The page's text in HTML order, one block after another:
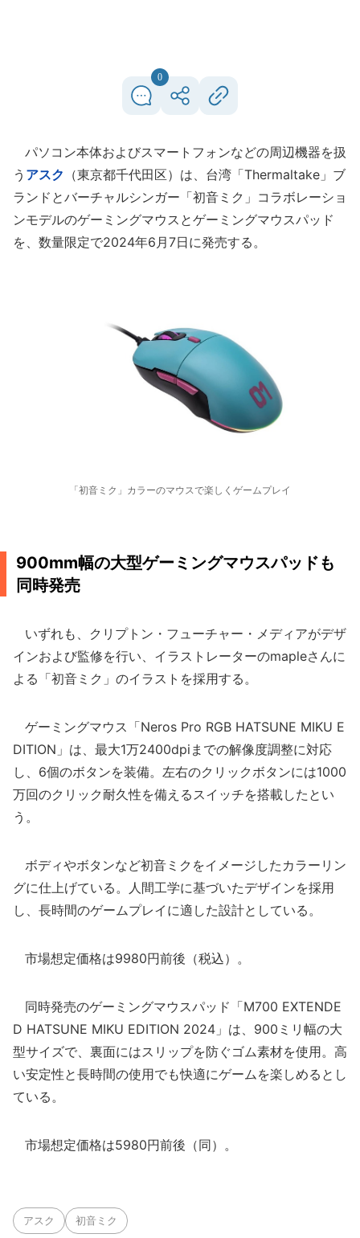
0
パソコン本体およびスマートフォンなどの周辺機器を扱
う アスク （東京都千代田区）は、台湾「Thermaltake」ブ
ランドとバーチャルシンガー「初音ミク」コラボレーショ
ンモデルのゲーミングマウスとゲーミングマウスパッド
を、数量限定で2024年6月7日に発売する。
「初音ミク」カラーのマウスで楽しくゲームプレイ
900mm幅の大型ゲーミングマウスパッドも
同時発売
いずれも、クリプトン・フューチャー・メディアがデザ
インおよび監修を行い、イラストレーターのmapleさんに
よる「初音ミク」のイラストを採用する。
ゲーミングマウス「Neros Pro RGB HATSUNE MIKU E
DITION」は、最大1万2400dpiまでの解像度調整に対応
し、6個のボタンを装備。左右のクリックボタンには1000
万回のクリック耐久性を備えるスイッチを搭載したとい
う。
ボディやボタンなど初音ミクをイメージしたカラーリン
グに仕上げている。人間工学に基づいたデザインを採用
し、長時間のゲームプレイに適した設計としている。
市場想定価格は9980円前後（税込）。
同時発売のゲーミングマウスパッド「M700 EXTENDE
D HATSUNE MIKU EDITION 2024」は、900ミリ幅の大
型サイズで、裏面にはスリップを防ぐゴム素材を使用。高
い安定性と長時間の使用でも快適にゲームを楽しめるとし
ている。
市場想定価格は5980円前後（同）。
アスク 初音ミク